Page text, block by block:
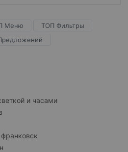
Меню
ТОП Фильтры
и часами